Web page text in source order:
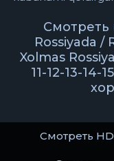
Смотреть
Rossiyada /
Xolmas
11-12-13-14-
Смотреть HD